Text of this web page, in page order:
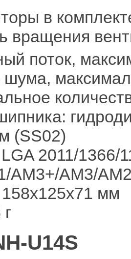
в
вращения
поток,
шума,
(SS02)
2011/1366/
АМ3+/АМ3/
мм
U14S